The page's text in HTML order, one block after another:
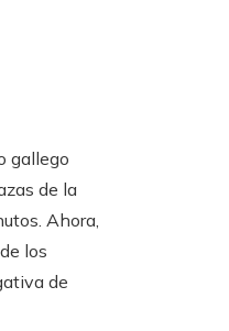
gallego
de la
Ahora,
los
de